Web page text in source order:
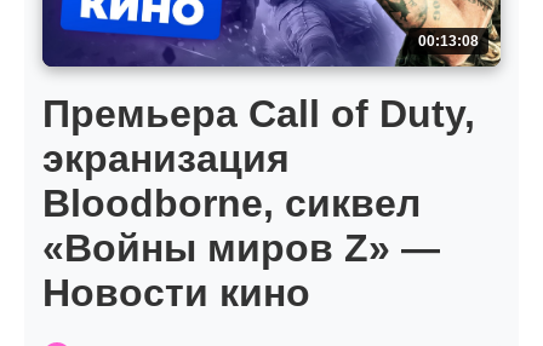
00:13:08
Премьера Call of Duty,
экранизация
Bloodborne, сиквел
«Войны миров Z» —
Новости кино